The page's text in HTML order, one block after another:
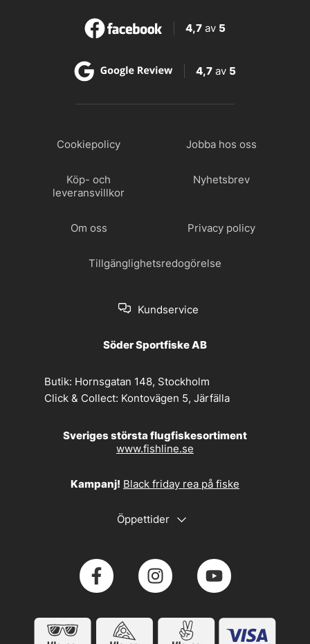
4,7 av 5
4,7 av 5
Cookiepolicy Jobba hos oss
Köp- och
leveransvillkor
Nyhetsbrev
Om oss Privacy policy
Tillgänglighetsredogörelse
Kundservice
Söder Sportfiske AB
Butik: Hornsgatan 148, Stockholm
Click & Collect: Kontovägen 5, Järfälla
Sveriges största flugfiskesortiment
www.fishline.se
Kampanj! Black friday rea på fiske
Öppettider